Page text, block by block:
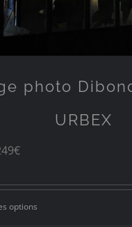
photo
URBEX
€Plage
prix :
options